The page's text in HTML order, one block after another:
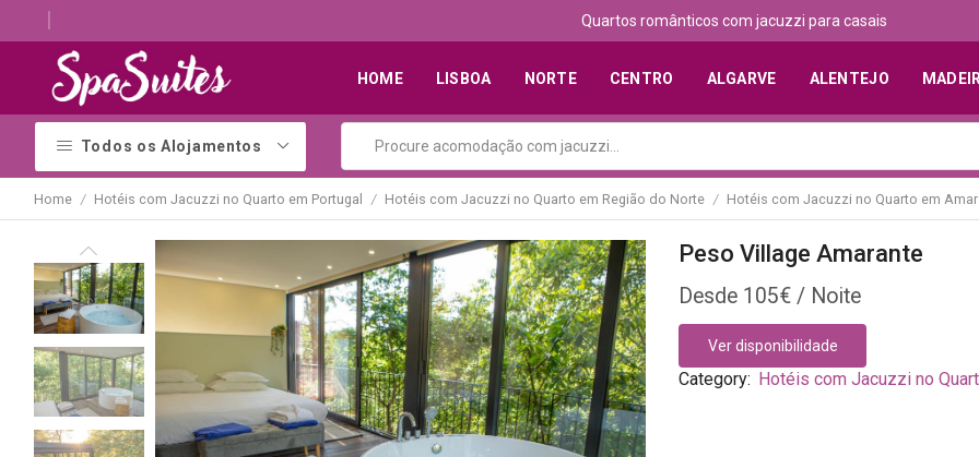
Descubra os melhores alojamentos com jacuzzi
HOME LISBOA NORTE CENTRO ALGARVE ALENTEJO
Todos os Alojamentos
Home / Hotéis com Jacuzzi no Quarto em Portugal / Hotéis com Jacuzzi no Quarto em Região do Norte / Hotéis com Jacuzzi no Quarto em
Peso Village Amarante
105€
Ver disponibilidade
Category: Hotéis com Jacuzzi no